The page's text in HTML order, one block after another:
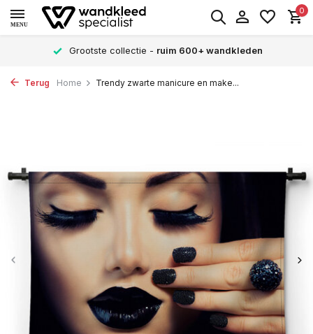
MENU
0
Grootste collectie - ruim 600+ wandkleden
Terug Home Trendy zwarte manicure en make...